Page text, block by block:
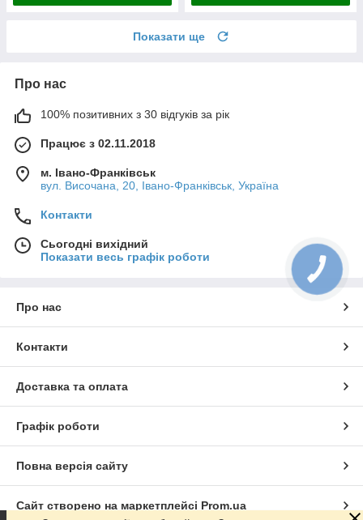
Показати ще
Про нас
100% позитивних з 30 відгуків за рік
Працює з 02.11.2018
м. Івано-Франківськ
вул. Височана, 20, Івано-Франківськ, Україна
Контакти
Сьогодні вихідний
Показати весь графік роботи
Про нас
Контакти
Доставка та оплата
Графік роботи
Повна версія сайту
Сайт створено на маркетплейсі Prom.ua